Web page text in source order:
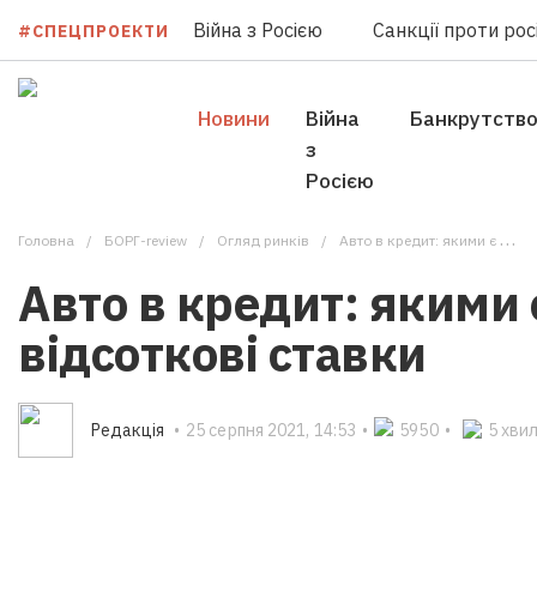
#СПЕЦПРОЕКТИ Війна з Росією Санкції проти
Новини
Війна
з
Росією
Банкрутство
Головна БОРГ-review Огляд ринків Авто в кредит: якими є реальні відсоткові ставки
Авто в кредит: якими
відсоткові ставки
Редакцiя • 25 серпня 2021, 14:53 • 5950 • 5